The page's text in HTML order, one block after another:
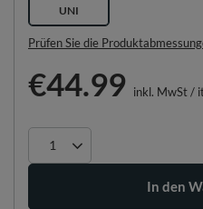
UNI
Prüfen Sie die
€44.99 inkl. MwSt/
In den